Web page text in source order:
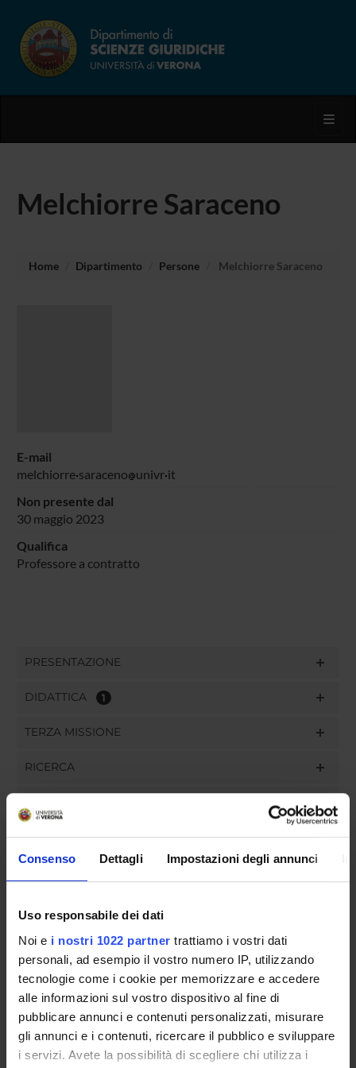
Consenso Dettagli Impostazioni degli annunci
Uso responsabile dei dati
Noi e i nostri 1022 partner trattiamo i vostri dati
personali, ad esempio il vostro numero IP, utilizzando
tecnologie come i cookie per memorizzare e accedere
alle informazioni sul vostro dispositivo al fine di
pubblicare annunci e contenuti personalizzati, misurare
gli annunci e i contenuti, ricercare il pubblico e sviluppare
i servizi. Avete la possibilità di scegliere chi utilizza i
Melchiorre Saraceno
Home Dipartimento Persone Melchiorre Saraceno
E-mail
melchiorre saraceno univr it
Non presente dal
30 maggio 2023
Qualifica
Professore a contratto
PRESENTAZIONE
DIDATTICA 1
TERZA MISSIONE
RICERCA
INCARICHI
ORGANIZZAZIONE
GOVERNANCE
COMMISSIONI
SERVIZI DI SEGRETERIA STUDENTI
UFFICI E STRUTTURE DI SERVIZIO